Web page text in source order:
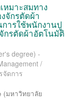
หมาะสมทาง
จักรตัดผ้า
ารใช้พนักงานปู
กรตัดผ้าอัตโนมัติ
degree) -
/
ดการ
(มหาวิทยาลัย